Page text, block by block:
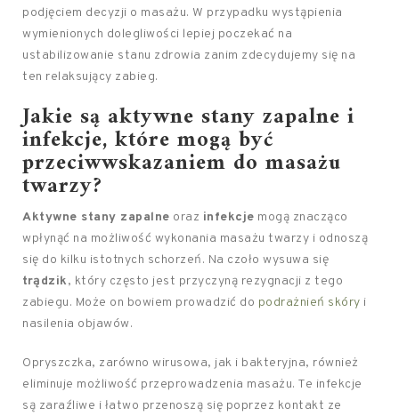
podjęciem decyzji o masażu. W przypadku wystąpienia
wymienionych dolegliwości lepiej poczekać na
ustabilizowanie stanu zdrowia zanim zdecydujemy się na
ten relaksujący zabieg.
Jakie są aktywne stany zapalne i
infekcje, które mogą być
przeciwwskazaniem do masażu
twarzy?
Aktywne stany zapalne oraz infekcje mogą znacząco
wpłynąć na możliwość wykonania masażu twarzy i odnoszą
się do kilku istotnych schorzeń. Na czoło wysuwa się
trądzik, który często jest przyczyną rezygnacji z tego
zabiegu. Może on bowiem prowadzić do podrażnień skóry i
nasilenia objawów.
Opryszczka, zarówno wirusowa, jak i bakteryjna, również
eliminuje możliwość przeprowadzenia masażu. Te infekcje
są zaraźliwe i łatwo przenoszą się poprzez kontakt ze